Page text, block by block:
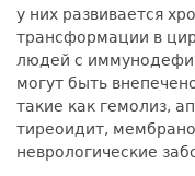
у них развивается
трансформации в
людей с
могут быть
такие как гемолиз,
тиреоидит,
неврологические